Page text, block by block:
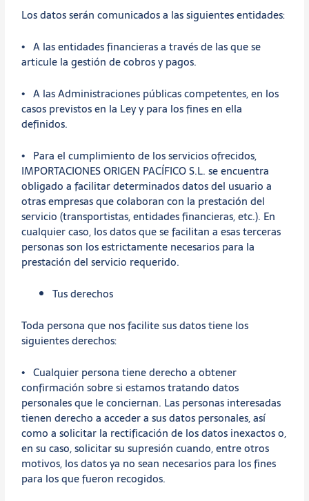
Los datos serán comunicados a las siguientes entidades:
• A las entidades financieras a través de las que se
articule la gestión de cobros y pagos.
• A las Administraciones públicas competentes, en los
casos previstos en la Ley y para los fines en ella
definidos.
• Para el cumplimiento de los servicios ofrecidos,
IMPORTACIONES ORIGEN PACÍFICO S.L. se encuentra
obligado a facilitar determinados datos del usuario a
otras empresas que colaboran con la prestación del
servicio (transportistas, entidades financieras, etc.). En
cualquier caso, los datos que se facilitan a esas terceras
personas son los estrictamente necesarios para la
prestación del servicio requerido.
Tus derechos
Toda persona que nos facilite sus datos tiene los
siguientes derechos:
• Cualquier persona tiene derecho a obtener
confirmación sobre si estamos tratando datos
personales que le conciernan. Las personas interesadas
tienen derecho a acceder a sus datos personales, así
como a solicitar la rectificación de los datos inexactos o,
en su caso, solicitar su supresión cuando, entre otros
motivos, los datos ya no sean necesarios para los fines
para los que fueron recogidos.